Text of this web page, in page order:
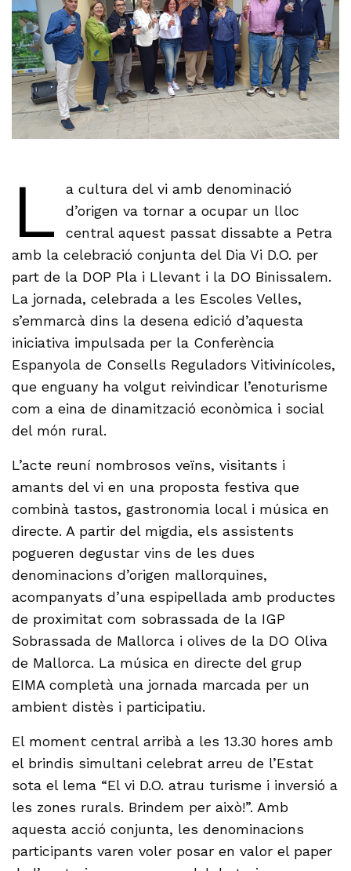
L
a cultura del vi amb denominació
d’origen va tornar a ocupar un lloc
central aquest passat dissabte a Petra
amb la celebració conjunta del Dia Vi D.O. per
part de la DOP Pla i Llevant i la DO Binissalem.
La jornada, celebrada a les Escoles Velles,
s’emmarcà dins la desena edició d’aquesta
iniciativa impulsada per la Conferència
Espanyola de Consells Reguladors Vitivinícoles,
que enguany ha volgut reivindicar l’enoturisme
com a eina de dinamització econòmica i social
del món rural.
L’acte reuní nombrosos veïns, visitants i
amants del vi en una proposta festiva que
combinà tastos, gastronomia local i música en
directe. A partir del migdia, els assistents
pogueren degustar vins de les dues
denominacions d’origen mallorquines,
acompanyats d’una espipellada amb productes
de proximitat com sobrassada de la IGP
Sobrassada de Mallorca i olives de la DO Oliva
de Mallorca. La música en directe del grup
EIMA completà una jornada marcada per un
ambient distès i participatiu.
El moment central arribà a les 13.30 hores amb
el brindis simultani celebrat arreu de l’Estat
sota el lema “El vi D.O. atrau turisme i inversió a
les zones rurals. Brindem per això!”. Amb
aquesta acció conjunta, les denominacions
participants varen voler posar en valor el paper